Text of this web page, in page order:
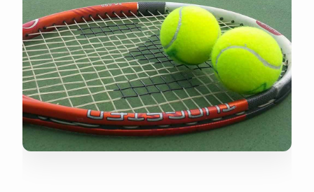
کینوا
ترشی و شور
چاشنی‌ها و سرکه‌‌ها
زیتون و روغن زیتون